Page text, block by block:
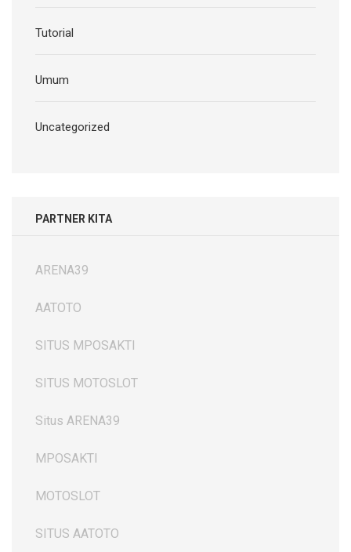
Tutorial
Umum
Uncategorized
PARTNER KITA
ARENA39
AATOTO
SITUS MPOSAKTI
SITUS MOTOSLOT
Situs ARENA39
MPOSAKTI
MOTOSLOT
SITUS AATOTO